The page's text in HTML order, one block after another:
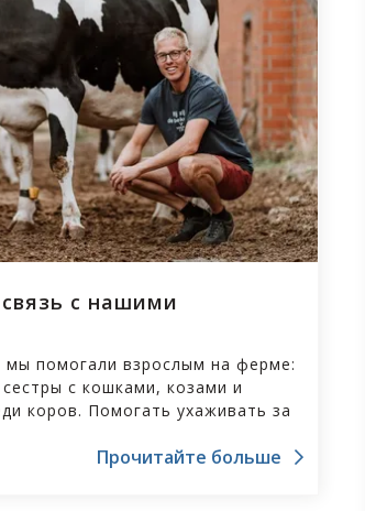
с нашими
мы помогали взрослым на ферме:
с кошками, козами и
коров. Помогать ухаживать за
с моими родителями и мы
Прочитайте больше